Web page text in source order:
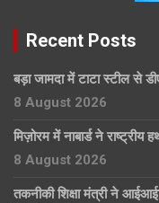
Recent Posts
बड़ा जामदा में टाटा स्टील से
8 August 2026
मिज़ोरम में नाबार्ड ने
8 August 2026
तकनीकी शिक्षा मंत्री ने